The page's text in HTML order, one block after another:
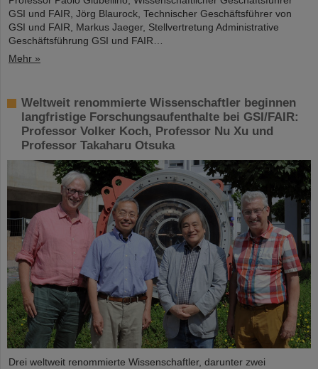
GSI und FAIR, Jörg Blaurock, Technischer Geschäftsführer von
GSI und FAIR, Markus Jaeger, Stellvertretung Administrative
Geschäftsführung GSI und FAIR…
Mehr »
Weltweit renommierte Wissenschaftler beginnen
langfristige Forschungsaufenthalte bei GSI/FAIR:
Professor Volker Koch, Professor Nu Xu und
Professor Takaharu Otsuka
Drei weltweit renommierte Wissenschaftler, darunter zwei